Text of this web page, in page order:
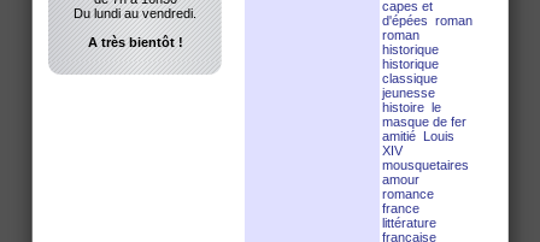
capes et
d'épées roman
roman
historique
historique
classique
jeunesse
histoire le
masque de fer
amitié Louis
XIV
mousquetaires
amour
romance
france
littérature
française
Du lundi au vendredi.
A très bientôt !